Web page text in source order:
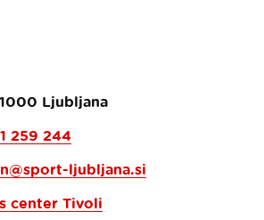
1000 Ljubljana
259 244
ljubljana.si
center Tivoli